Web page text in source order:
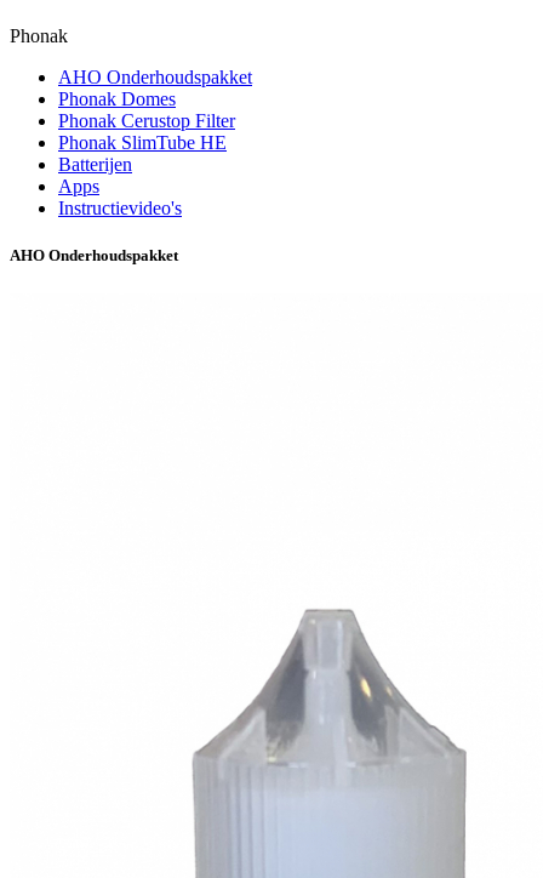
Phonak
AHO Onderhoudspakket
Phonak Domes
Phonak Cerustop Filter
Phonak SlimTube HE
Batterijen
Apps
Instructievideo's
AHO Onderhoudspakket